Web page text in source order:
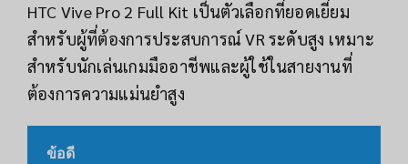
HTC Vive Pro 2 Full Kit เป็นตัวเลือกที่ยอดเยี่ยม
สำหรับผู้ที่ต้องการประสบการณ์ VR ระดับสูง เหมาะ
สำหรับนักเล่นเกมมืออาชีพและผู้ใช้ในสายงานที่
ต้องการความแม่นยำสูง
ข้อดี